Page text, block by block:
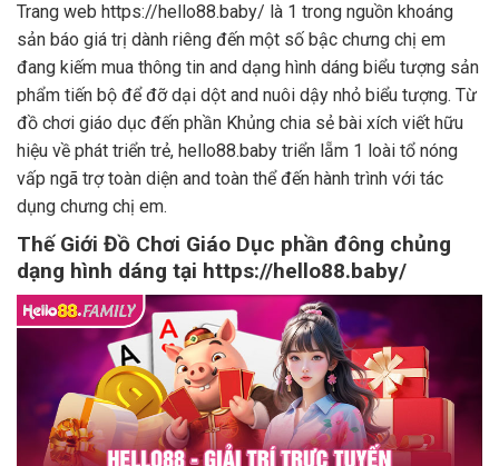
Trang web https://hello88.baby/ là 1 trong nguồn khoáng
sản báo giá trị dành riêng đến một số bậc chưng chị em
đang kiếm mua thông tin and dạng hình dáng biểu tượng sản
phẩm tiến bộ để đỡ dại dột and nuôi dậy nhỏ biểu tượng. Từ
đồ chơi giáo dục đến phần Khủng chia sẻ bài xích viết hữu
hiệu về phát triển trẻ, hello88.baby triển lẵm 1 loài tổ nóng
vấp ngã trợ toàn diện and toàn thể đến hành trình với tác
dụng chưng chị em.
Thế Giới Đồ Chơi Giáo Dục phần đông chủng
dạng hình dáng tại https://hello88.baby/